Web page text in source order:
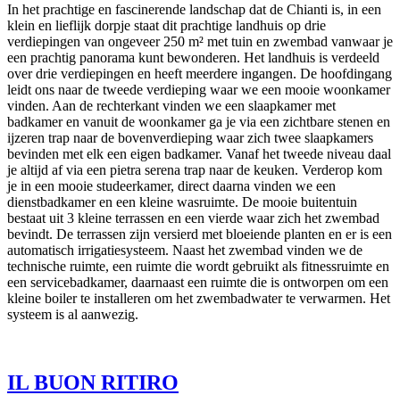
In het prachtige en fascinerende landschap dat de Chianti is, in een
klein en lieflijk dorpje staat dit prachtige landhuis op drie
verdiepingen van ongeveer 250 m² met tuin en zwembad vanwaar je
een prachtig panorama kunt bewonderen. Het landhuis is verdeeld
over drie verdiepingen en heeft meerdere ingangen. De hoofdingang
leidt ons naar de tweede verdieping waar we een mooie woonkamer
vinden. Aan de rechterkant vinden we een slaapkamer met
badkamer en vanuit de woonkamer ga je via een zichtbare stenen en
ijzeren trap naar de bovenverdieping waar zich twee slaapkamers
bevinden met elk een eigen badkamer. Vanaf het tweede niveau daal
je altijd af via een pietra serena trap naar de keuken. Verderop kom
je in een mooie studeerkamer, direct daarna vinden we een
dienstbadkamer en een kleine wasruimte. De mooie buitentuin
bestaat uit 3 kleine terrassen en een vierde waar zich het zwembad
bevindt. De terrassen zijn versierd met bloeiende planten en er is een
automatisch irrigatiesysteem. Naast het zwembad vinden we de
technische ruimte, een ruimte die wordt gebruikt als fitnessruimte en
een servicebadkamer, daarnaast een ruimte die is ontworpen om een
kleine boiler te installeren om het zwembadwater te verwarmen. Het
systeem is al aanwezig.
IL BUON RITIRO